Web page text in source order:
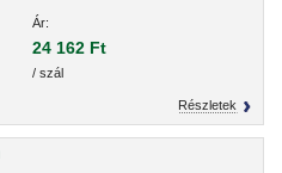
Ár:
24 162 Ft
/ szál
Részletek